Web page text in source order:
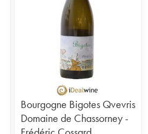
Bourgogne Bigotes Qvevris
Domaine de Chassorney -